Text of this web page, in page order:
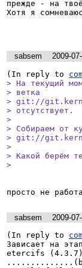
прежде - на
Хотя я
sabsem
2009-
(In reply to
> На текущий
> ветка
> git://
> отсутствует.
>
> Собираем от
> git://
>
> Какой берём
>
просто не
sabsem
2009-
(In reply to
Зависает на
etercifs